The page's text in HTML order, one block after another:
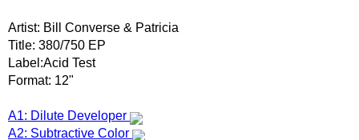
Artist: Bill Converse & Patricia
Title: 380/750 EP
Label:Acid Test
Format: 12"
A1: Dilute Developer
A2: Subtractive Color